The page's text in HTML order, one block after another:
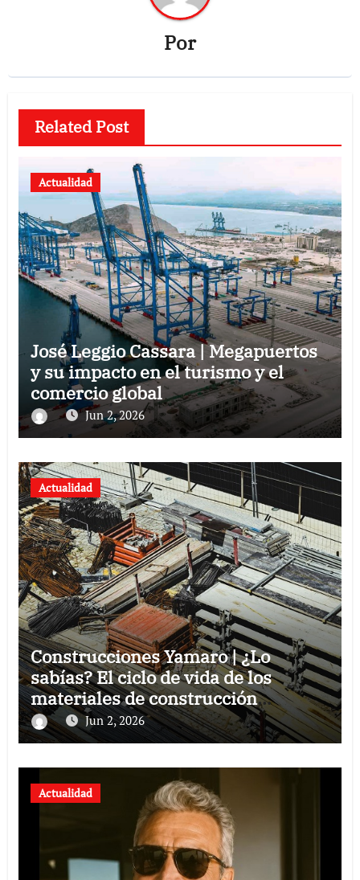
Por
Related Post
Actualidad
José Leggio Cassara | Megapuertos
y su impacto en el turismo y el
comercio global
Jun 2, 2026
Actualidad
Construcciones Yamaro | ¿Lo
sabías? El ciclo de vida de los
materiales de construcción
revoluciona eficiencia en proyectos
modernos
Jun 2, 2026
Actualidad